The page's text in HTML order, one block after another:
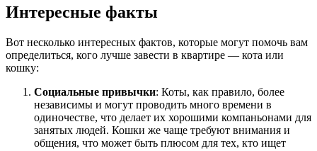
Интересные факты
Вот несколько интересных фактов, которые могут помочь вам
определиться, кого лучше завести в квартире — кота или
кошку:
Социальные привычки: Коты, как правило, более
независимы и могут проводить много времени в
одиночестве, что делает их хорошими компаньонами для
занятых людей. Кошки же чаще требуют внимания и
общения, что может быть плюсом для тех, кто ищет